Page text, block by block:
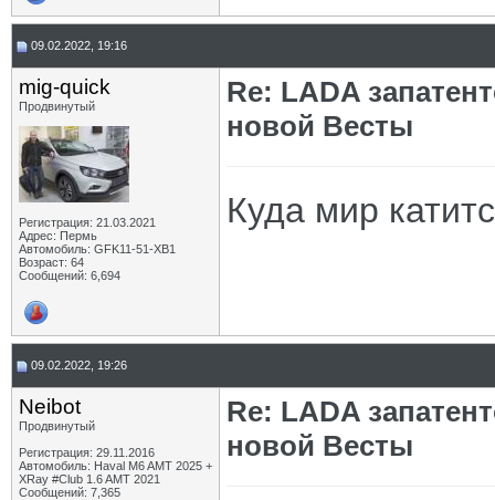
09.02.2022, 19:16
mig-quick
Продвинутый
Регистрация: 21.03.2021
Адрес: Пермь
Автомобиль: GFK11-51-ХВ1
Возраст: 64
Сообщений: 6,694
Re: LADA
новой Весты
Куда мир
09.02.2022, 19:26
Neibot
Продвинутый
Регистрация: 29.11.2016
Автомобиль: Haval M6 AMT 2025 +
XRay #Club 1.6 AMT 2021
Сообщений: 7,365
Re: LADA
новой Весты